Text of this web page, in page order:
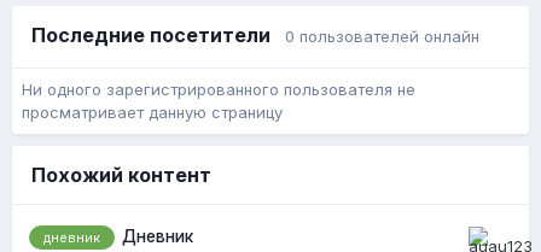
Последние посетители 0 пользователей онлайн
Ни одного зарегистрированного пользователя не
просматривает данную страницу
Похожий контент
дневник
Дневник